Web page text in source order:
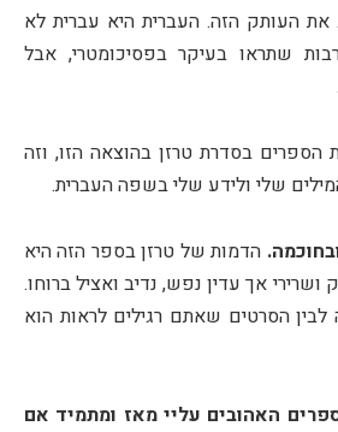
העותק הזה. העברית היא עברית לא
שתראו בעיקר בפסיכומטרי, אבל
הספרים בסדרת טרזן בהוצאה הזו, וזה
שלי ולידע שלי בשפה העברית.
הדמות של טרזן בספר הזה היא
אך עדין נפש, נדיב ואציל ברוחו.
הסרטים שאתם רגילים לראות הוא
האהובים עליי מאז ומתמיד אם